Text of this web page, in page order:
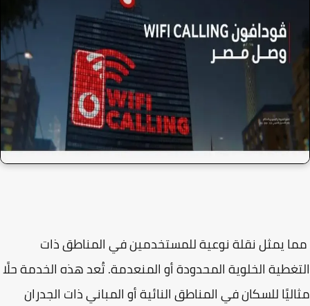
يمثل نقلة نوعية للمستخدمين في المناطق ذات
الخلوية المحدودة أو المنعدمة. تُعد هذه الخدمة حلًا
للسكان في المناطق النائية أو المباني ذات الجدران